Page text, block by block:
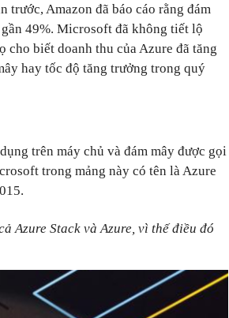
trước, Amazon đã báo cáo rằng đám
49%. Microsoft đã không tiết lộ
cho biết doanh thu của Azure đã tăng
hay tốc độ tăng trưởng trong quý
trên máy chủ và đám mây được gọi
trong mảng này có tên là Azure
Azure Stack và Azure, vì thế điều đó